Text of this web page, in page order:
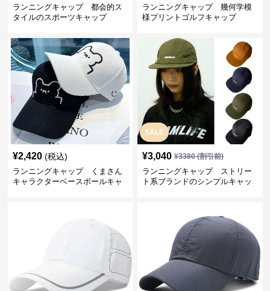
ランニングキャップ 都会的ス
タイルのスポーツキャップ
ランニングキャップ 幾何学模
様プリントゴルフキャップ
¥2,420 (税込)
ランニングキャップ くまさん
キャラクターベースボールキャ
SALE
¥3,040 ¥3380(割引前)
ランニングキャップ ストリー
ト系ブランドのシンプルキャッ